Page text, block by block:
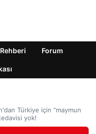
Forum
Türkiye için “maymun
yok!